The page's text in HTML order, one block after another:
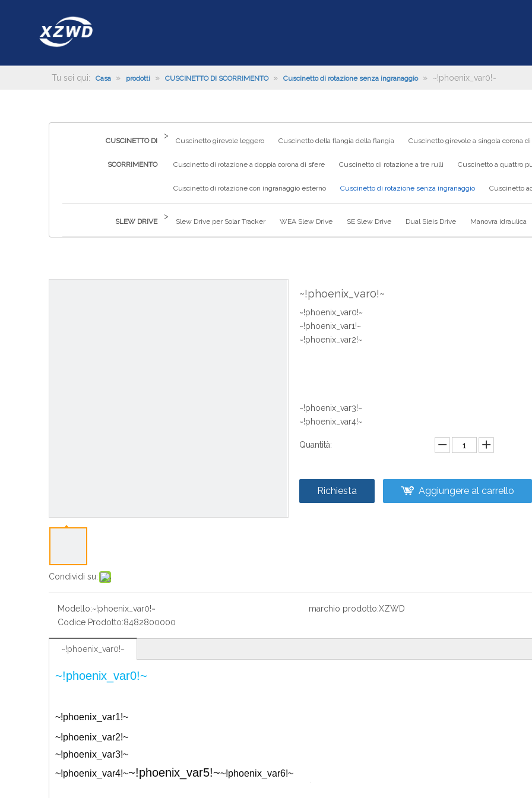
Tu sei qui: Casa » prodotti » CUSCINETTO DI SCORRIMENTO » Cuscinetto di rotazione senza ingranaggio » ~!phoenix_var0!~
CUSCINETTO DI
SCORRIMENTO
>
Cuscinetto girevole leggero Cuscinetto della flangia della flangia Cuscinetto girevole a singola corona
Cuscinetto di rotazione a doppia corona di sfere Cuscinetto di rotazione a tre rulli Cuscinetto a quattro
Cuscinetto di rotazione con ingranaggio esterno Cuscinetto di rotazione senza ingranaggio Cuscinetto
SLEW DRIVE
>
Slew Drive per Solar Tracker WEA Slew Drive SE Slew Drive Dual Sleis Drive Manovra idraulica
Condividi su:
~!phoenix_var0!~
~!phoenix_var0!~
~!phoenix_var1!~
~!phoenix_var2!~
~!phoenix_var3!~
~!phoenix_var4!~
Quantità:
Richiesta Aggiungere al carrello
Modello:~!phoenix_var0!~ marchio prodotto:XZWD
Codice Prodotto:8482800000
~!phoenix_var0!~
~!phoenix_var0!~
~!phoenix_var1!~
~!phoenix_var2!~
~!phoenix_var3!~
~!phoenix_var4!~~!phoenix_var5!~~!phoenix_var6!~